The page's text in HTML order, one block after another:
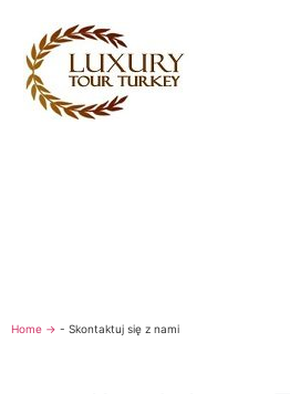
Home → - Skontaktuj się z nami